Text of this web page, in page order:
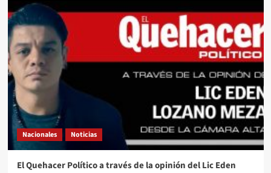
Nacionales Noticias
El Quehacer Político a través de la opinión del Lic Eden